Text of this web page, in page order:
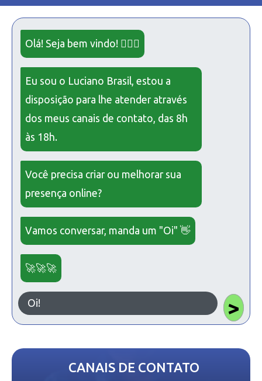
Olá! Seja bem vindo! 🙋🏻‍♂️
Eu sou o Luciano Brasil, estou a
disposição para lhe atender através
dos meus canais de contato, das 8h
às 18h.
Você precisa criar ou melhorar sua
presença online?
Vamos conversar, manda um "Oi" 👋
🚀🚀🚀
Oi! >
CANAIS DE CONTATO